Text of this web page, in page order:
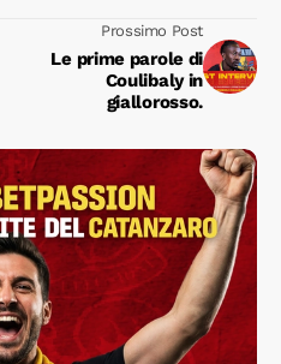
Prossimo Post
Le prime parole di
Coulibaly in
giallorosso.